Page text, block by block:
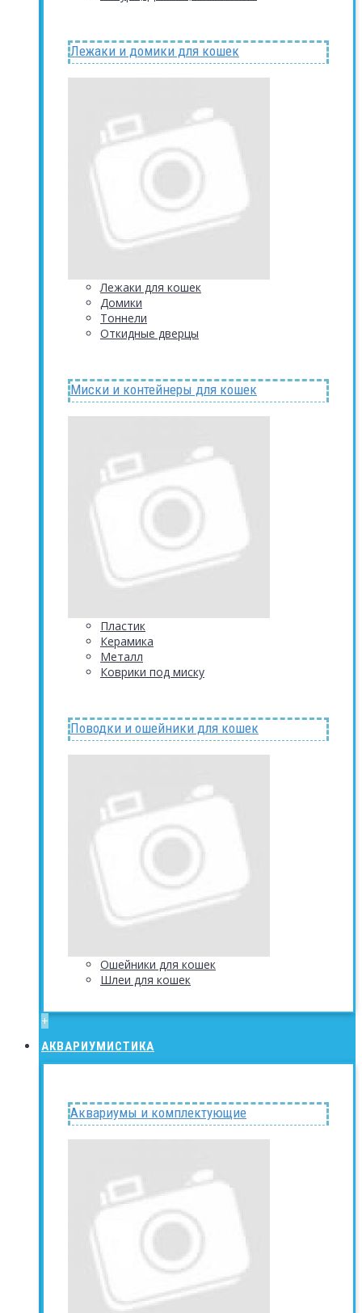
Лежаки и домики для кошек
Лежаки для кошек
Домики
Тоннели
Откидные дверцы
Миски и контейнеры для кошек
Пластик
Керамика
Металл
Коврики под миску
Поводки и ошейники для кошек
Ошейники для кошек
Шлеи для кошек
+
АКВАРИУМИСТИКА
Аквариумы и комплектующие